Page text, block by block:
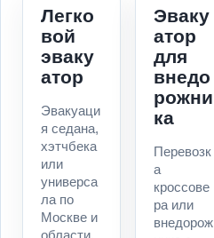
Легко
вой
эваку
атор
Эвакуаци
я седана,
хэтчбека
или
универса
ла по
Москве и
области.
Эваку
атор
для
внедо
рожни
ка
Перевозк
а
кроссове
ра или
внедорож